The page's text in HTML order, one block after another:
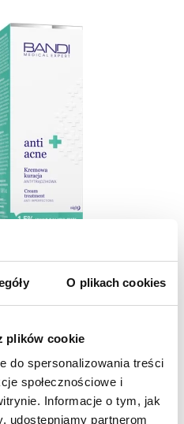
O plikach cookies
plików cookie
do spersonalizowania treści
społecznościowe i
Informacje o tym, jak
udostępniamy partnerom
zł